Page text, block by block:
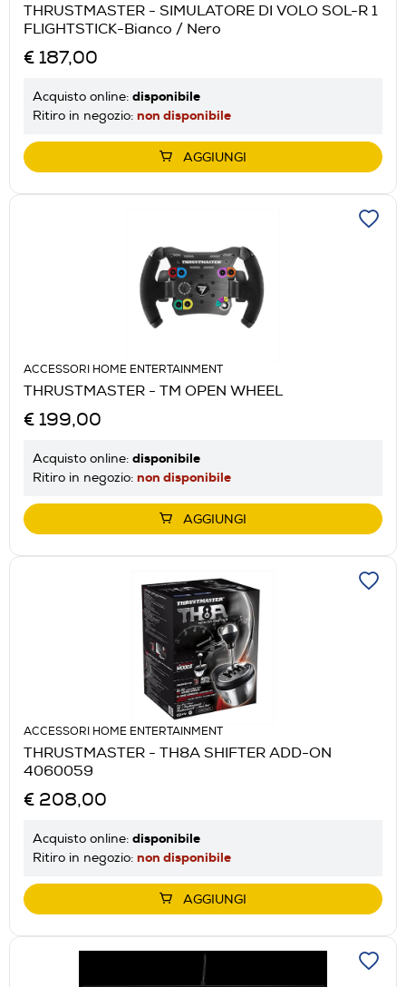
THRUSTMASTER - SIMULATORE DI VOLO SOL-R 1
FLIGHTSTICK-Bianco / Nero
€ 187,00
Acquisto online: disponibile
Ritiro in negozio: non disponibile
AGGIUNGI
ACCESSORI HOME ENTERTAINMENT
THRUSTMASTER - TM OPEN WHEEL
€ 199,00
Acquisto online: disponibile
Ritiro in negozio: non disponibile
AGGIUNGI
ACCESSORI HOME ENTERTAINMENT
THRUSTMASTER - TH8A SHIFTER ADD-ON
4060059
€ 208,00
Acquisto online: disponibile
Ritiro in negozio: non disponibile
AGGIUNGI